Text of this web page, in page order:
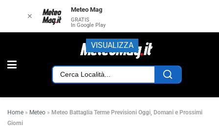
Home » Meteo » Meteo Battaglia Terme Previsioni Oggi, Domani e Prossimi
Giorni
✕
Meteo Mag
GRATIS
In Google Play
VISUALIZZA